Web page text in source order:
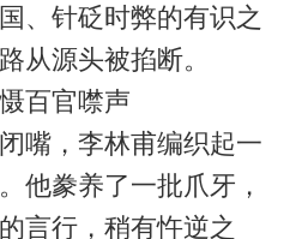
、针砭时弊的有识之
从源头被掐断。
百官噤声
，李林甫编织起一
他豢养了一批爪牙，
言行，稍有忤逆之